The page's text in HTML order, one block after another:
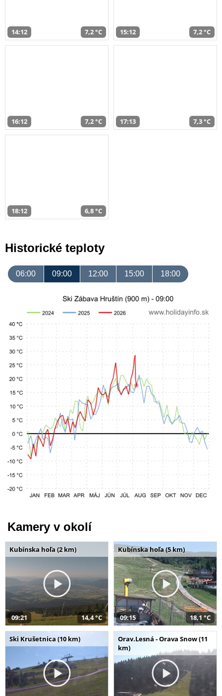
14:12 7,2 °C 15:12 7,2 °C
16:12 7,2 °C 17:13 7,3 °C
18:12 6,8 °C
Historické teploty
06:00 09:00 12:00 15:00 18:00
Kamery v okolí
Kubínska hoľa (2 km)
09:21 14,4 °C
Kubínska hoľa (5 km)
09:15 18,1 °C
Ski Krušetnica (10 km)
Orav.Lesná - Orava Snow (11
km)